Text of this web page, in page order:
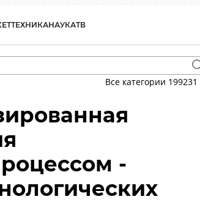
ТЕХНИКАНАУКАТВ
Все категории 199231
-